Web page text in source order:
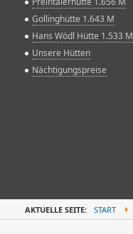
Gollinghütte 1.643 M
Hans Wödl Hütte 1.533 M
Unsere Hütten
Nächtigungspreise
AKTUELLE SEITE: START